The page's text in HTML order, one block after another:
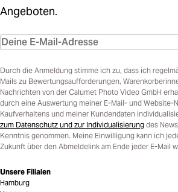
Angeboten.
Durch die Anmeldung stimme ich zu, dass ich
Mails zu Bewertungsaufforderungen,
Nachrichten von der Calumet Photo Video GmbH
durch eine Auswertung meiner E-Mail- und Website-
Kaufverhaltens und meiner Kundendaten
zum Datenschutz und zur Individualisierung des
Kenntnis genommen. Meine Einwilligung kann ich
Zukunft über den Abmeldelink am Ende jeder E-Mail
Unsere Filialen
Hamburg